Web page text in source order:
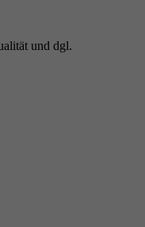
und dgl.